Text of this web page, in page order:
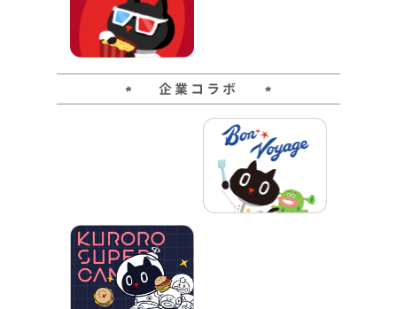
企業コラボ